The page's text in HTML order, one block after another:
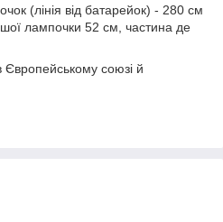
(лінія від батарейок) - 280 см
лампочки 52 см, частина де
Європейському союзі й